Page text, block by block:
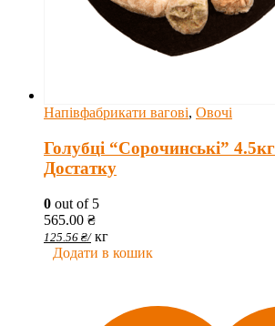
Напівфабрикати вагові, Овочі
Голубці “Сорочинські”
Достатку
0 out of 5
565.00 ₴
125.56 ₴/ кг
Додати в кошик